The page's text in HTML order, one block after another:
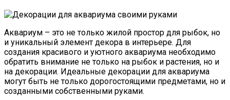
Аквариум – это не только жилой простор для рыбок, но
и уникальный элемент декора в интерьере. Для
создания красивого и уютного аквариума необходимо
обратить внимание не только на рыбок и растения, но и
на декорации. Идеальные декорации для аквариума
могут быть не только дорогостоящими предметами, но и
созданными собственными руками.